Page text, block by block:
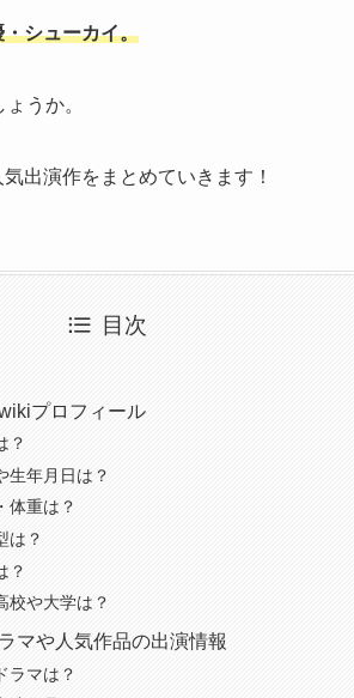
シューカイ。
うか。
出演作をまとめていきます！
目次
プロフィール
？
生年月日は？
体重は？
は？
？
校や大学は？
マや人気作品の出演情報
ラマは？